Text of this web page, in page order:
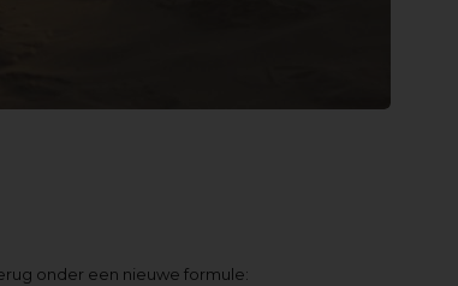
onder een nieuwe formule: